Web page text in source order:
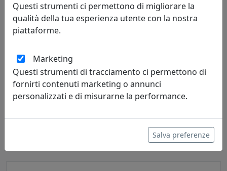
MENSOLA BALLOON 45X18 CON DUE ATTACCAPANNI OG09045A-
33 ZIRCONE
MemeDesign
237,00 €
Questi strumenti ci permettono di migliorare la
qualità della tua esperienza utente con la nostra
piattaforme.
Marketing
Questi strumenti di tracciamento ci permettono di
fornirti contenuti marketing o annunci
personalizzati e di misurarne la performance.
Salva preferenze